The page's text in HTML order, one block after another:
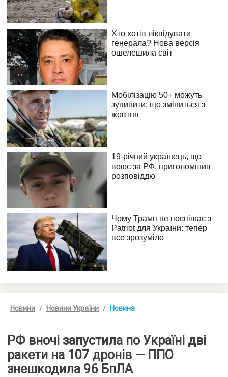
Новини Новини України Новина
РФ вночі запустила по Україні дві
ракети на 107 дронів — ППО
знешкодила 96 БпЛА